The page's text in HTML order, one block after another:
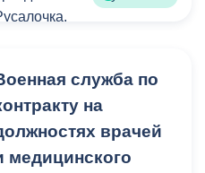
можно по ссылке:
станцией Георгий
празднование Дня
- уже старая
традиция.
служба по
на
врачей
медицинского